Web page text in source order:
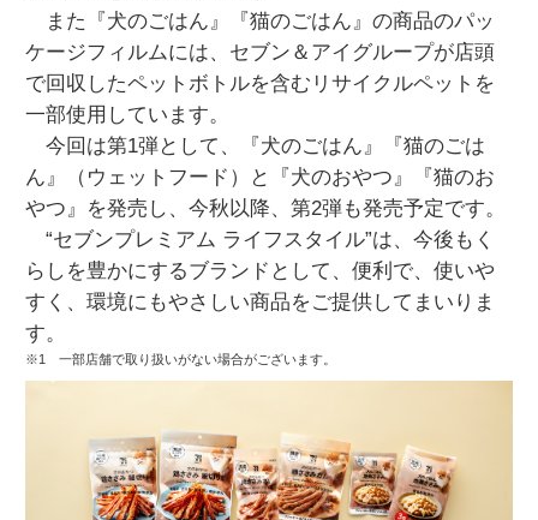
また『犬のごはん』『猫のごはん』の商品のパッ
ケージフィルムには、セブン＆アイグループが店頭
で回収したペットボトルを含むリサイクルペットを
一部使用しています。
今回は第1弾として、『犬のごはん』『猫のごは
ん』（ウェットフード）と『犬のおやつ』『猫のお
やつ』を発売し、今秋以降、第2弾も発売予定です。
“セブンプレミアム ライフスタイル”は、今後もく
らしを豊かにするブランドとして、便利で、使いや
すく、環境にもやさしい商品をご提供してまいりま
す。
※1 一部店舗で取り扱いがない場合がございます。